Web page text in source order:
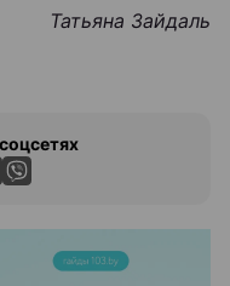
Татьяна Зайдаль